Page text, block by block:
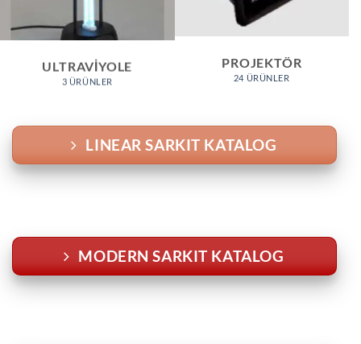
PROJEKTÖR
24 ÜRÜNLER
ULTRAVIYOLE
3 ÜRÜNLER
LINEAR SARKIT KATALOG
MODERN SARKIT KATALOG